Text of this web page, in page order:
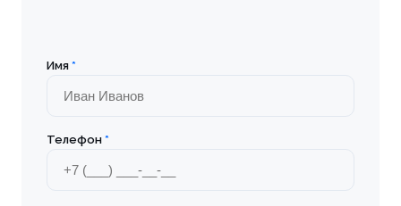
Имя *
Телефон *